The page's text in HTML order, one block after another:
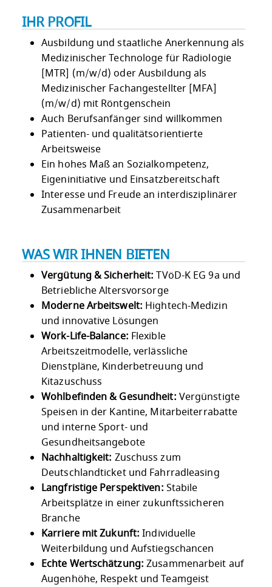
IHR PROFIL
Ausbildung und staatliche Anerkennung als
Medizinischer Technologe für Radiologie
[MTR] (m/w/d) oder Ausbildung als
Medizinischer Fachangestellter [MFA]
(m/w/d) mit Röntgenschein
Auch Berufsanfänger sind willkommen
Patienten- und qualitätsorientierte
Arbeitsweise
Ein hohes Maß an Sozialkompetenz,
Eigeninitiative und Einsatzbereitschaft
Interesse und Freude an interdisziplinärer
Zusammenarbeit
WAS WIR IHNEN BIETEN
Vergütung & Sicherheit: TVöD-K EG 9a und
Betriebliche Altersvorsorge
Moderne Arbeitswelt: Hightech-Medizin
und innovative Lösungen
Work-Life-Balance: Flexible
Arbeitszeitmodelle, verlässliche
Dienstpläne, Kinderbetreuung und
Kitazuschuss
Wohlbefinden & Gesundheit: Vergünstigte
Speisen in der Kantine, Mitarbeiterrabatte
und interne Sport- und
Gesundheitsangebote
Nachhaltigkeit: Zuschuss zum
Deutschlandticket und Fahrradleasing
Langfristige Perspektiven: Stabile
Arbeitsplätze in einer zukunftssicheren
Branche
Karriere mit Zukunft: Individuelle
Weiterbildung und Aufstiegschancen
Echte Wertschätzung: Zusammenarbeit auf
Augenhöhe, Respekt und Teamgeist